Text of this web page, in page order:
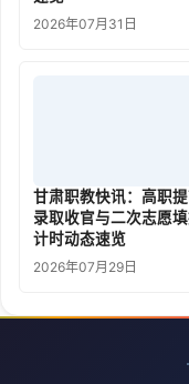
2026年07月31日
甘肃职教快讯：高职
录取收官与二次志愿填
计时动态速览
2026年07月29日